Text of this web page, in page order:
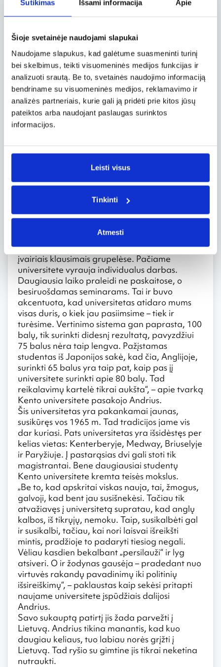
Sutikimas Išsami informacija Apie
Šioje svetainėje naudojami slapukai
Naudojame slapukus, kad galėtume suasmeninti turinį
bei skelbimus, teikti visuomeninės medijos funkcijas ir
analizuoti srautą. Be to, svetainės naudojimo informaciją
bendriname su visuomeninės medijos, reklamavimo ir
analizės partneriais, kurie gali ją pridėti prie kitos jūsų
pateiktos arba naudojant paslaugas surinktos
informacijos.
Leisti visus
Tinkinti
Atmesti
Londone, susipažino su šiuo miestu. Andrius
pasakoja, kad stovėti šalia tik nuotraukose
rūmų, buvo nuostabu.
„Kitas dalykas, kuris atkreipė dėmesį, kad
žmonės noriai stengiasi pastebėti vieni kitus,
tiek eidami gatve, tiek prilaikydami duris už jų
einantiesiems. Antrieji, savo ruožtu, atsako
šypsena arba paprastu „ačiū“. Tačiau kas
labiausiai nustebino, kad toks paprastas
dalykas gali palaikyti gerą nuotaiką arba
nusiminus ją pakelti“, – anglų mandagumu
Universitetas – su aukštais reikalavimais
„Studijos Anglijoje vyksta trejus metus. Turiu ir
informaciją, ir seminarus, kuriems ruošiamės
atskirai ir dirbame mažose grupelėse. Žinoma,
Pavyzdžiui, informatikams seminarai gali būti ir
visai individualūs, o mes, politikai, dirbame
įvairiais klausimais grupelėse. Pačiame
universitete vyrauja individualus darbas.
Daugiausia laiko praleidi ne paskaitose, o
besiruošdamas seminarams. Tai ir buvo
akcentuota, kad universitetas atidaro mums
visas duris, o kiek jau pasiimsime – tiek ir
turėsime. Vertinimo sistema gan paprasta, 100
balų, tik surinkti didesnį rezultatą, pavyzdžiui
75 balus nėra taip lengva. Pažįstamas
studentas iš Japonijos sakė, kad čia, Anglijoje,
surinkti 65 balus yra taip pat, kaip pas jį
universitete surinkti apie 80 balų. Tad
reikalavimų kartelė tikrai aukšta“, – apie tvarką
Kento universitete pasakojo Andrius.
Šis universitetas yra pakankamai jaunas,
susikūręs vos 1965 m. Tad tradicijos jame vis
dar kuriasi. Pats universitetas yra išsidėstęs per
kelias vietas: Kenterberyje, Medway, Briuselyje
ir Paryžiuje. Į pastarąsias dvi gali stoti tik
magistrantai. Bene daugiausiai studentų
Kento universitete kremta teisės mokslus.
„Be to, kad apskritai viskas nauja, tai, žmogus,
galvoji, kad bent jau susišnekėsi. Tačiau tik
atvažiavęs į universitetą supratau, kad anglų
kalbos, iš tikrųjų, nemoku. Taip, susikalbėti gal
ir susikalbi, tačiau, kai nori laisvai išreikšti
mintis, pradžioje to padaryti tiesiog negali.
Vėliau kasdien bekalbant „persilauži“ ir lyg
atsiveri. O ir žodynas gausėja – pradedant nuo
virtuvės rakandų pavadinimų iki politinių
išsireiškimų“, – paklaustas kaip sekėsi pritapti
naujame universitete įspūdžiais dalijosi
Andrius.
Savo sukauptą patirtį jis žada parvežti į
Lietuvą. Andrius tikina manantis, kad kuo
daugiau keliaus, tuo labiau norės grįžti į
Lietuvą. Tad ryšio su gimtine jis tikrai neketina
nutraukti.